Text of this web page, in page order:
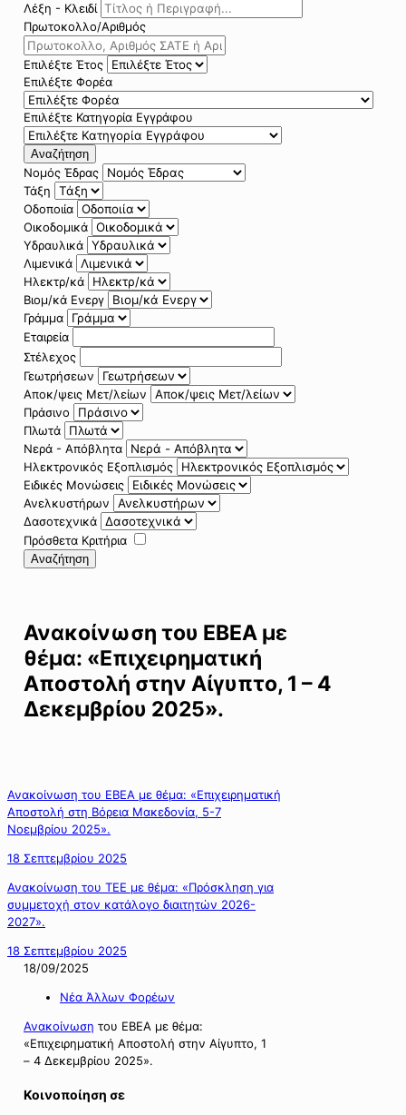
Λέξη - Κλειδί
Πρωτοκολλο/Αριθμός
Επιλέξτε Έτος
Επιλέξτε Φορέα
Επιλέξτε Κατηγορία Εγγράφου
Αναζήτηση
Νομός Έδρας
Τάξη
Οδοποιία
Οικοδομικά
Υδραυλικά
Λιμενικά
Ηλεκτρ/κά
Βιομ/κά Ενεργ
Γράμμα
Εταιρεία
Στέλεχος
Γεωτρήσεων
Αποκ/ψεις Μετ/λείων
Πράσινο
Πλωτά
Νερά - Απόβλητα
Ηλεκτρονικός Εξοπλισμός
Ειδικές Μονώσεις
Ανελκυστήρων
Δασοτεχνικά
Πρόσθετα Κριτήρια
Αναζήτηση
Ανακοίνωση του ΕΒΕΑ με
θέμα: «Επιχειρηματική
Αποστολή στην Αίγυπτο, 1 – 4
Δεκεμβρίου 2025».
Ανακοίνωση του ΕΒΕΑ με θέμα: «Επιχειρηματική
Αποστολή στη Βόρεια Μακεδονία, 5-7
Νοεμβρίου 2025».
18 Σεπτεμβρίου 2025
Ανακοίνωση του ΤΕΕ με θέμα: «Πρόσκληση για
συμμετοχή στον κατάλογο διαιτητών 2026-
2027».
18 Σεπτεμβρίου 2025
18/09/2025
Νέα Άλλων Φορέων
Ανακοίνωση του ΕΒΕΑ με θέμα:
«Επιχειρηματική Αποστολή στην Αίγυπτο, 1
– 4 Δεκεμβρίου 2025».
Κοινοποίηση σε